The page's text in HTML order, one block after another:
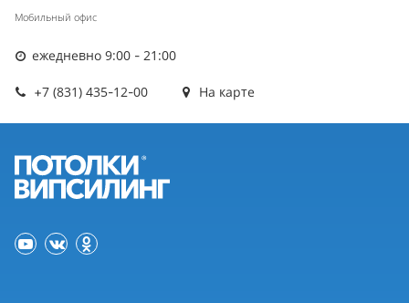
Мобильный офис
ежедневно 9:00 - 21:00
+7 (831) 435-12-00 На карте